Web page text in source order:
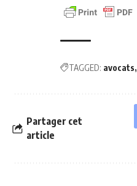
TAGGED: avocats
Partager cet
article